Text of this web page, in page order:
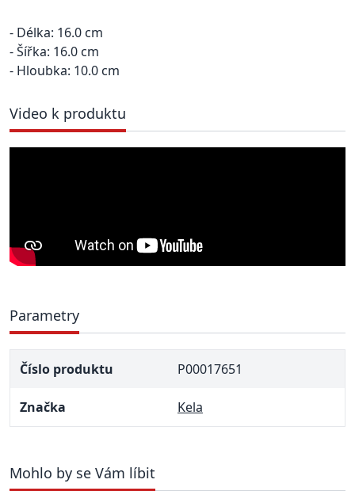
- Délka: 16.0 cm
- Šířka: 16.0 cm
- Hloubka: 10.0 cm
Video k produktu
Parametry
Číslo produktu P00017651
Značka Kela
Mohlo by se Vám líbit